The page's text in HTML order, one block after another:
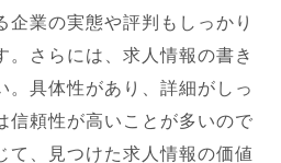
企業の実態や評判もしっかり
。さらには、求人情報の書き
。具体性があり、詳細がしっ
信頼性が高いことが多いので
て、見つけた求人情報の価値